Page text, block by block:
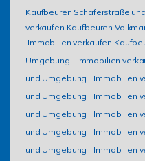
Kaufbeuren Schäferstraße
verkaufen Kaufbeuren
Immobilien verkaufen
Umgebung
Immobilien
und Umgebung
Immobilien
und Umgebung
Immobilien
und Umgebung
Immobilien
und Umgebung
Immobilien
und Umgebung
Immobilien